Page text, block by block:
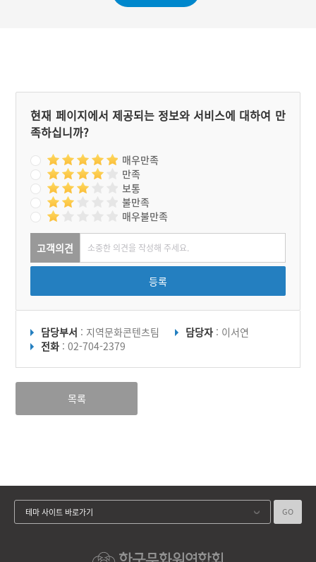
현재 페이지에서 제공되는 정보와 서비스에 대하여 만
족하십니까?
매우만족
만족
보통
불만족
매우불만족
고객의견
등록
담당부서 : 지역문화콘텐츠팀 담당자 : 이서연
전화 : 02-704-2379
목록
테마 사이트 바로가기 GO